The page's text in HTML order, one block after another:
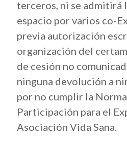
terceros, ni se admitirá
espacio por varios co-
previa autorización
organización del
de cesión no
ninguna devolución a
por no cumplir la
Participación para el
Asociación Vida Sana.